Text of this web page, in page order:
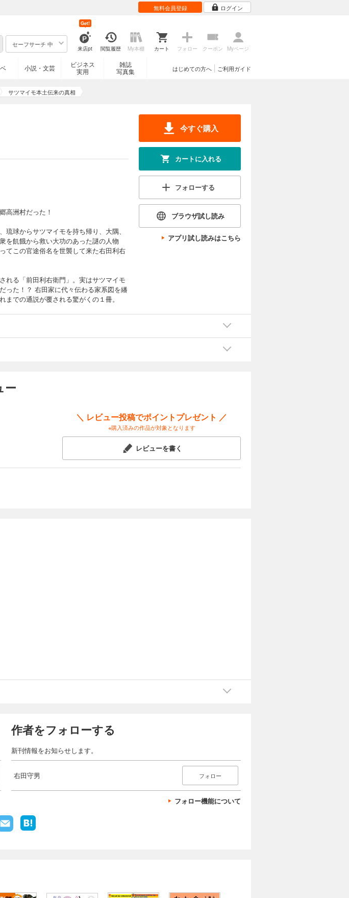
無料会員登録 ログイン
セーフサーチ 中
来店pt
Get!
閲覧履歴 My本棚 カート フォロー クーポン Myページ
小説・文芸
ビジネス
実用
雑誌
写真集
ご利用ガイド
はじめての方へ
サツマイモ本土伝来の真相
高洲村だった！
球からサツマイモを持ち帰り、大隅、
を飢餓から救い大功のあった謎の人物
てこの官途俗名を世襲して来た右田利右
れる「前田利右衛門」。実はサツマイモ
った！？ 右田家に代々伝わる家系図を繙
での通説が覆される驚がくの１冊。
今すぐ購入
カートに入れる
フォローする
ブラウザ試し読み
アプリ試し読みはこちら
ー
＼ レビュー投稿でポイントプレゼント ／
※購入済みの作品が対象となります
レビューを書く
作者をフォローする
新刊情報をお知らせします。
右田守男 フォロー
フォロー機能について